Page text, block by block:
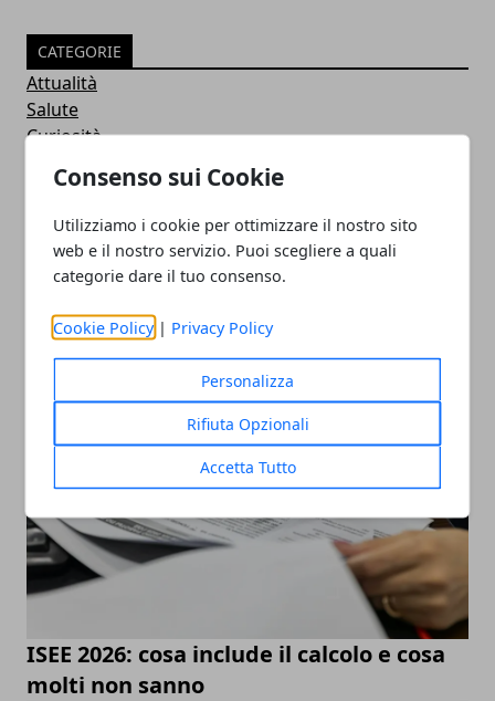
Consenso sui Cookie
Utilizziamo i cookie per ottimizzare il nostro sito
web e il nostro servizio. Puoi scegliere a quali
categorie dare il tuo consenso.
Cookie Policy | Privacy Policy
Personalizza
Rifiuta Opzionali
Accetta Tutto
CATEGORIE
Attualità
Salute
Curiosità
Assicurazioni
Casa e Arredamento
Turismo
Imprese & Business
ARTICOLI POPOLARI
ISEE 2026: cosa include il calcolo e cosa
molti non sanno